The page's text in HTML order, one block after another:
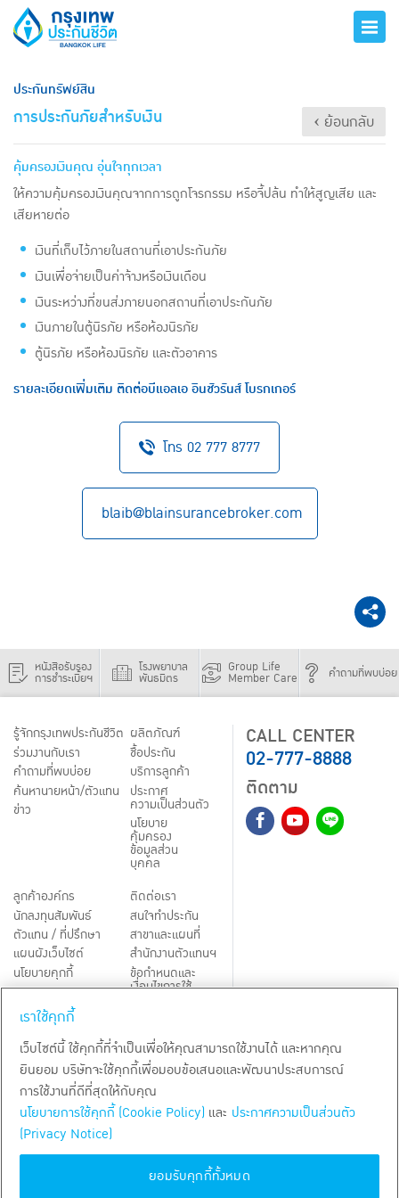
ประกันทรัพย์สิน
การประกันภัยสำหรับเงิน ‹ ย้อนกลับ
คุ้มครองเงินคุณ อุ่นใจทุกเวลา
ให้ความคุ้มครองเงินคุณจากการถูกโจรกรรม หรือจี้ปล้น ทำให้สูญเสีย และ
เสียหายต่อ
เงินที่เก็บไว้ภายในสถานที่เอาประกันภัย
เงินเพื่อจ่ายเป็นค่าจ้างหรือเงินเดือน
เงินระหว่างที่ขนส่งภายนอกสถานที่เอาประกันภัย
เงินภายในตู้นิรภัย หรือห้องนิรภัย
ตู้นิรภัย หรือห้องนิรภัย และตัวอาคาร
รายละเอียดเพิ่มเติม ติดต่อบีแอลเอ อินชัวรันส์ โบรกเกอร์
โทร 02 777 8777
blaib@blainsurancebroker.com
หนังสือรับรอง
การชำระเบี้ยฯ
โรงพยาบาล
พันธมิตร
Group Life
Member Care คำถามที่พบบ่อย
รู้จักกรุงเทพประกันชีวิต
ร่วมงานกับเรา
คำถามที่พบบ่อย
ค้นหานายหน้า/ตัวแทน
ข่าว
ผลิตภัณฑ์
ชื้อประกัน
บริการลูกค้า
ประกาศ
ความเป็นส่วนตัว
นโยบาย
คุ้มครอง
ข้อมูลส่วน
บุคคล
ลูกค้าองค์กร
นักลงทุนสัมพันธ์
ตัวแทน / ที่ปรึกษา
แผนผังเว็บไซต์
นโยบายคุกกี้
Third-Party Notices
ติดต่อเรา
สนใจทำประกัน
สาขาและแผนที่
สำนักงานตัวแทนฯ
ข้อกำหนดและ
เงื่อนไขการใช้
CALL CENTER
02-777-8888
ติดตาม
TH EN
สงวนลิขสิทธิ์ พ.ศ.2569
เราใช้คุกกี้
เว็บไซต์นี้ ใช้คุกกี้ที่จำเป็นเพื่อให้คุณสามารถใช้งานได้ และหากคุณ
ยินยอม บริษัทจะใช้คุกกี้เพื่อมอบข้อเสนอและพัฒนาประสบการณ์
การใช้งานที่ดีที่สุดให้กับคุณ
นโยบายการใช้คุกกี้ (Cookie Policy) และ ประกาศความเป็นส่วนตัว
(Privacy Notice)
ยอมรับคุกกี้ทั้งหมด